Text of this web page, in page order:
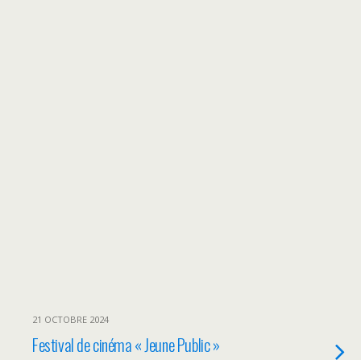
21 OCTOBRE 2024
Festival de cinéma « Jeune Public »